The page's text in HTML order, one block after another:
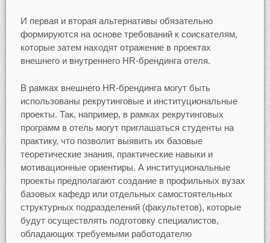
И первая и вторая альтернативы обязательно
формируются на основе требований к соискателям,
которые затем находят отражение в проектах
внешнего и внутреннего HR-брендинга отеля.
В рамках внешнего HR-брендинга могут быть
использованы рекрутинговые и институциональные
проекты. Так, например, в рамках рекрутинговых
программ в отель могут приглашаться студенты на
практику, что позволит выявить их базовые
теоретические знания, практические навыки и
мотивационные ориентиры. А институциональные
проекты предполагают создание в профильных вузах
базовых кафедр или отдельных самостоятельных
структурных подразделений (факультетов), которые
будут осуществлять подготовку специалистов,
обладающих требуемыми работодателю